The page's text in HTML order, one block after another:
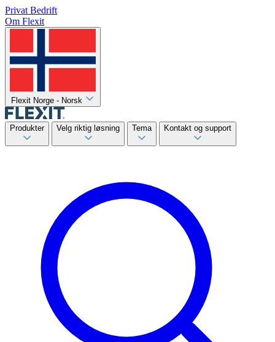
Privat Bedrift
Om Flexit
Flexit Norge - Norsk
Produkter Velg riktig løsning Tema Kontakt og support